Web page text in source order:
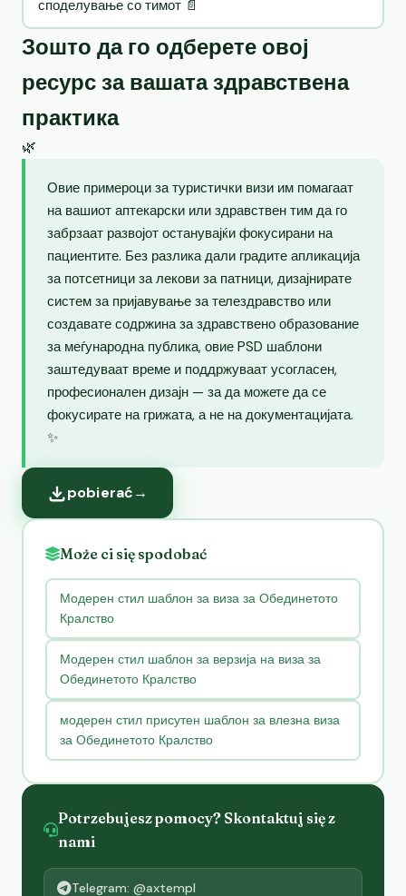
споделување со тимот 📄
Зошто да го одберете овој
ресурс за вашата здравствена
практика
🌿
Овие примероци за туристички визи им помагаат
на вашиот аптекарски или здравствен тим да го
забрзаат развојот останувајќи фокусирани на
пациентите. Без разлика дали градите апликација
за потсетници за лекови за патници, дизајнирате
систем за пријавување за телездравство или
создавате содржина за здравствено образование
за меѓународна публика, овие PSD шаблони
заштедуваат време и поддржуваат усогласен,
професионален дизајн — за да можете да се
фокусирате на грижата, а не на документацијата.
✨
pobierać→
Może ci się spodobać
Модерен стил шаблон за виза за Обединетото
Кралство
Модерен стил шаблон за верзија на виза за
Обединетото Кралство
модерен стил присутен шаблон за влезна виза
за Обединетото Кралство
Potrzebujesz pomocy? Skontaktuj się z
nami
Telegram: @axtempl